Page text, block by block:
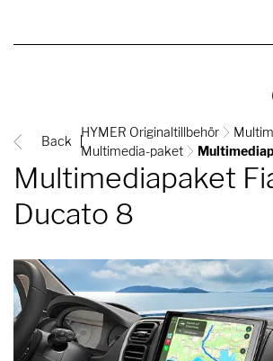
Back
HYMER Originaltillbehör
Multimedia-paket
Multimediapaket
Ducato 8